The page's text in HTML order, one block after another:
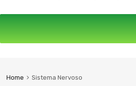
Home Sistema Nervoso